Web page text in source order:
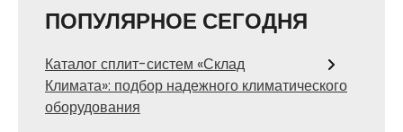
ПОПУЛЯРНОЕ СЕГОДНЯ
Каталог сплит-систем «Склад
Климата»: подбор надежного климатического
оборудования